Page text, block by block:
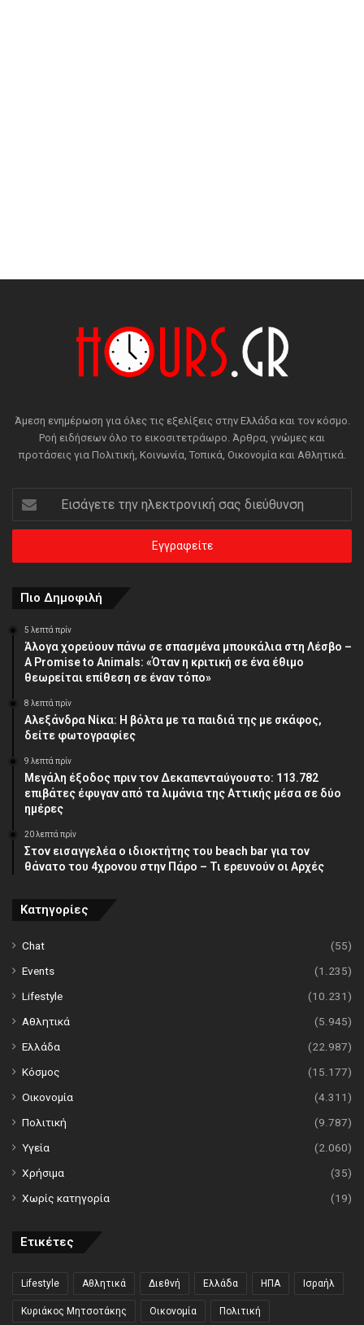
Άμεση ενημέρωση για όλες τις εξελίξεις στην Ελλάδα και τον κόσμο.
Ροή ειδήσεων όλο το εικοσιτετράωρο. Άρθρα, γνώμες και
προτάσεις για Πολιτική, Κοινωνία, Τοπικά, Οικονομία και Αθλητικά.
την
ηλεκτρονική
διεύθυνση
Πιο Δημοφιλή
5 λεπτά πρίν
Άλογα χορεύουν πάνω σε σπασμένα μπουκάλια στη Λέσβο –
A Promise to Animals: «Όταν η κριτική σε ένα έθιμο
θεωρείται επίθεση σε έναν τόπο»
8 λεπτά πρίν
Αλεξάνδρα Νίκα: Η βόλτα με τα παιδιά της με σκάφος,
δείτε φωτογραφίες
9 λεπτά πρίν
Μεγάλη έξοδος πριν τον Δεκαπενταύγουστο: 113.782
επιβάτες έφυγαν από τα λιμάνια της Αττικής μέσα σε δύο
ημέρες
20 λεπτά πρίν
Στον εισαγγελέα ο ιδιοκτήτης του beach bar για τον
θάνατο του 4χρονου στην Πάρο – Τι ερευνούν οι Αρχές
Κατηγορίες
Chat
(55)
Events
(1.235)
Lifestyle
(10.231)
Αθλητικά
(5.945)
Ελλάδα
(22.987)
Κόσμος
(15.177)
Οικονομία
(4.311)
Πολιτική
(9.787)
Υγεία
(2.060)
Χρήσιμα
(35)
Χωρίς κατηγορία
(19)
Ετικέτες
Lifestyle Αθλητικά Διεθνή Ελλάδα ΗΠΑ Ισραήλ
Κυριάκος Μητσοτάκης Οικονομία Πολιτική